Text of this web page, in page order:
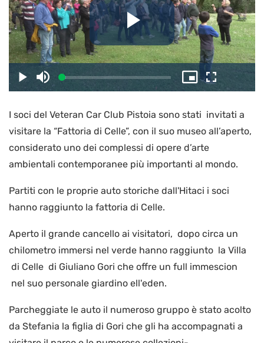
il
video
PlayDisattiva
l’audio
Caricato:
4.02%
Picture-
in-
Schermo
intero
I soci del Veteran Car Club Pistoia sono stati invitati a
visitare la “Fattoria di Celle”, con il suo museo all’aperto,
considerato uno dei complessi di opere d’arte
ambientali contemporanee più importanti al mondo.
Partiti con le proprie auto storiche dall'Hitaci i soci
hanno raggiunto la fattoria di Celle.
Aperto il grande cancello ai visitatori, dopo circa un
chilometro immersi nel verde hanno raggiunto la Villa
di Celle di Giuliano Gori che offre un full immescion
nel suo personale giardino ell'eden.
Parcheggiate le auto il numeroso gruppo è stato acolto
da Stefania la figlia di Gori che gli ha accompagnati a